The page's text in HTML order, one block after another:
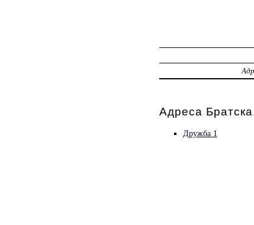
Адреса
Дружба 1